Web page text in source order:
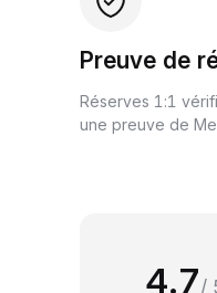
Preuve de
Réserves 1:1
une preuve de
4.7/